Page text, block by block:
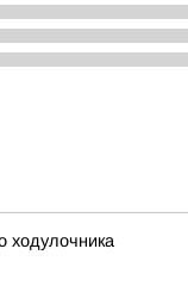
ходулочника